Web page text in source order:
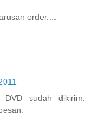
order....
DVD sudah dikirim.